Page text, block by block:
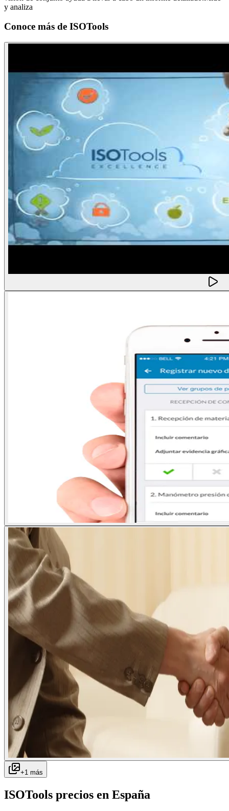
y analiza
Conoce más de ISOTools
+1 más
ISOTools precios en España